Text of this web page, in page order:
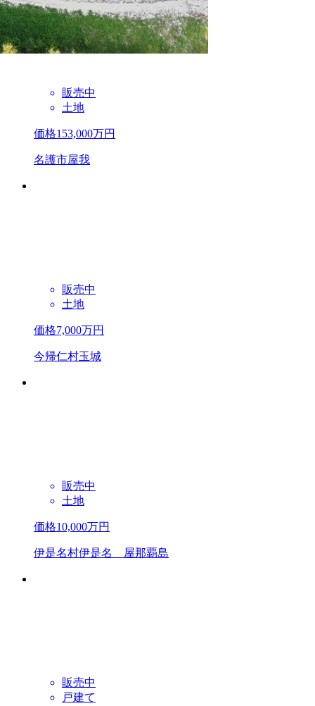
販売中
土地
価格153,000万円
名護市屋我
販売中
土地
価格7,000万円
今帰仁村玉城
販売中
土地
価格10,000万円
伊是名村伊是名 屋那覇島
販売中
戸建て